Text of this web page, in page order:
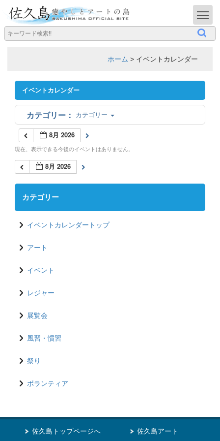
ホーム > イベントカレンダー
イベントカレンダー
カテゴリー
8月 2026
現在、表示できる今後のイベントはありません。
8月 2026
カテゴリー
イベントカレンダートップ
アート
イベント
レジャー
展覧会
風習・慣習
祭り
ボランティア
佐久島トップページへ 佐久島アート